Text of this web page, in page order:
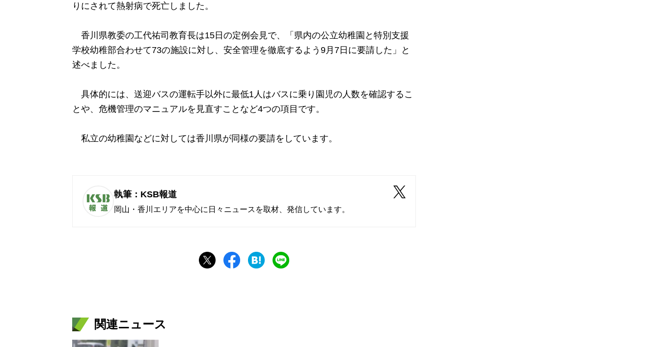
りにされて熱射病で死亡しました。
香川県教委の工代祐司教育長は15日の定例会見で、「県内の公立幼稚園と特別支援
学校幼稚部合わせて73の施設に対し、安全管理を徹底するよう9月7日に要請した」と
述べました。
具体的には、送迎バスの運転手以外に最低1人はバスに乗り園児の人数を確認するこ
とや、危機管理のマニュアルを見直すことなど4つの項目です。
私立の幼稚園などに対しては香川県が同様の要請をしています。
執筆：KSB報道
岡山・香川エリアを中心に日々ニュースを取材、発信しています。
関連ニュース